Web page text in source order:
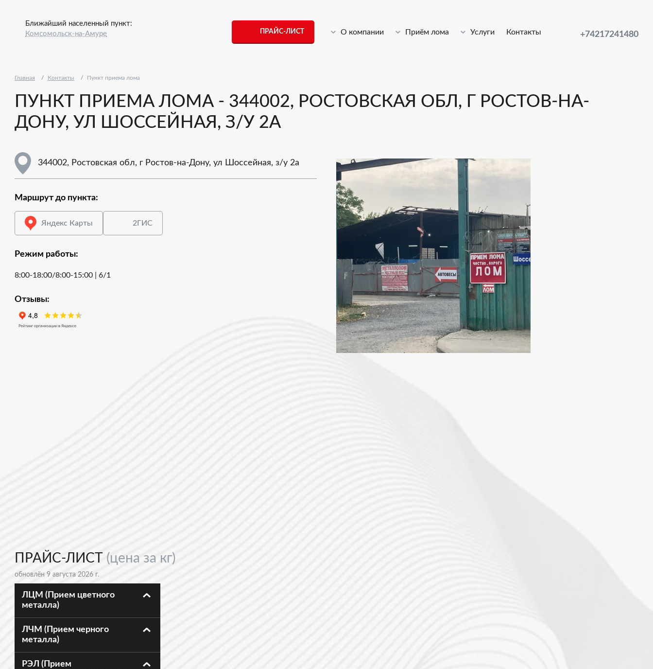
Ближайший населенный пункт:
Комсомольск-на-Амуре
ПРАЙС-ЛИСТ О компании Приём лома Услуги Контакты +74217241480
Главная Контакты Пункт приема лома
ПУНКТ ПРИЕМА ЛОМА - 344002, РОСТОВСКАЯ ОБЛ, Г РОСТОВ-НА-
ДОНУ, УЛ ШОССЕЙНАЯ, З/У 2А
344002, Ростовская обл, г Ростов-на-Дону, ул Шоссейная, з/у 2а
Маршрут до пункта:
Яндекс Карты 2ГИС
Режим работы:
8:00-18:00/8:00-15:00 | 6/1
Отзывы:
ПРАЙС-ЛИСТ (цена за кг)
обновлён 9 августа 2026 г.
ЛЦМ (Прием цветного
металла)
ЛЧМ (Прием черного
металла)
РЭЛ (Прием